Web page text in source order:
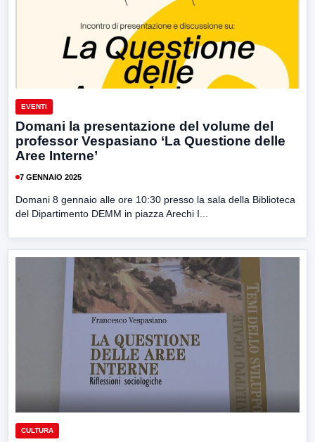
EVENTI
Domani la presentazione del volume del
professor Vespasiano ‘La Questione delle
Aree Interne’
7 GENNAIO 2025
Domani 8 gennaio alle ore 10:30 presso la sala della Biblioteca
del Dipartimento DEMM in piazza Arechi I...
CULTURA